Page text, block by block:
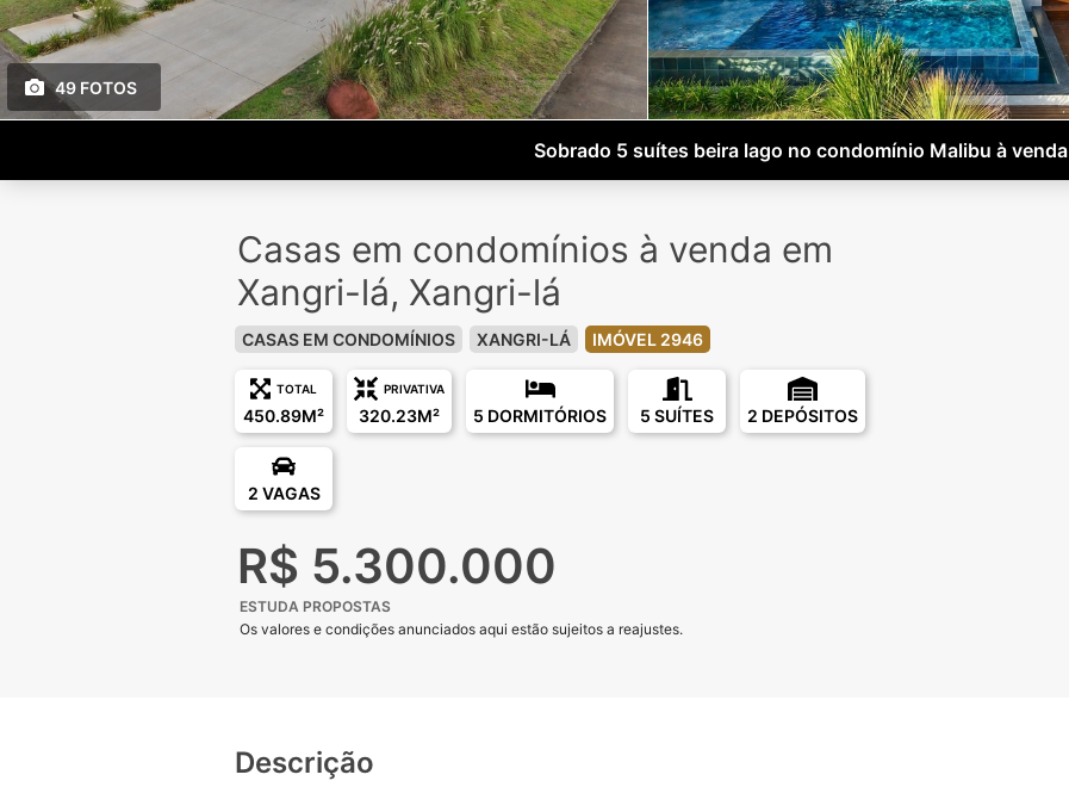
49 FOTOS
Sobrado 5 suítes beira lago no condomínio Malibu à venda
Casas em condomínios à venda em
Xangri-lá, Xangri-lá
CASAS EM CONDOMÍNIOS XANGRI-LÁ IMÓVEL 2946
TOTAL
450.89M²
PRIVATIVA
320.23M² 5 DORMITÓRIOS 5 SUÍTES 2 DEPÓSITOS
2 VAGAS
R$ 5.300.000
ESTUDA PROPOSTAS
Os valores e condições anunciados aqui estão sujeitos a reajustes.
Descrição